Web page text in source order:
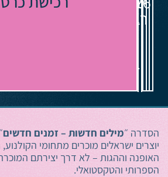
רביעי
אורי
צבי:
34
הסדרה ״מילים חדשות – זמנים חדשים
יוצרים ישראלים מוכרים מתחומי
האופנה וההגות – לא דרך יצירתם
הספרותי והטקסטואלי.